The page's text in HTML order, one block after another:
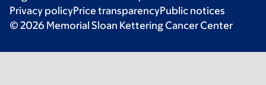
Privacy policyPrice transparencyPublic notices
© 2026 Memorial Sloan Kettering Cancer Center